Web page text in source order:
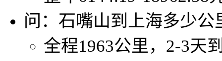
问：石嘴山到上海多少
全程1963公里，2-3天